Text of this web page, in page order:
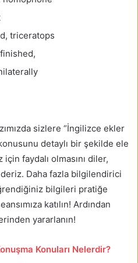
sizlere “İngilizce ekler
detaylı bir şekilde ele
faydalı olmasını diler,
Daha fazla bilgilendirici
bilgileri pratiğe
katılın! Ardından
yararlanın!
Konuları Nelerdir?